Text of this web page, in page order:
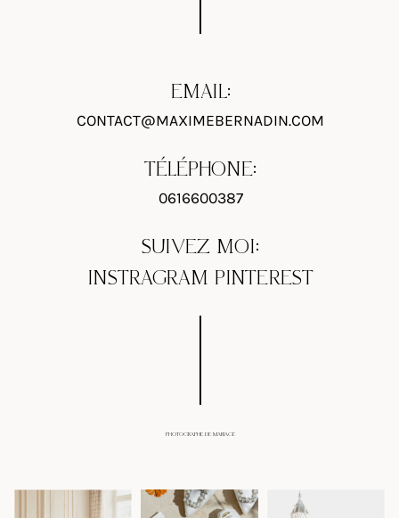
EMAIL:
CONTACT@MAXIMEBERNADIN.COM
TÉLÉPHONE:
0616600387
SUIVEZ MOI:
INSTRAGRAM PINTEREST
PHOTOGRAPHE DE MARIAGE